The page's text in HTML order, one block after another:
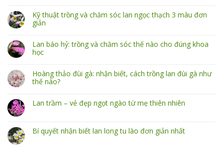
Kỹ thuật trồng và chăm sóc lan ngọc thạch 3 màu đơn
giản
Lan báo hỷ: trồng và chăm sóc thế nào cho đúng khoa
học
Hoàng thảo đùi gà: nhận biết, cách trồng lan đùi gà như
thế nào?
Lan trầm – vẻ đẹp ngọt ngào từ mẹ thiên nhiên
Bí quyết nhận biết lan long tu lào đơn giản nhất